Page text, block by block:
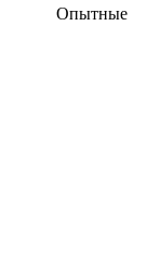
Опытные